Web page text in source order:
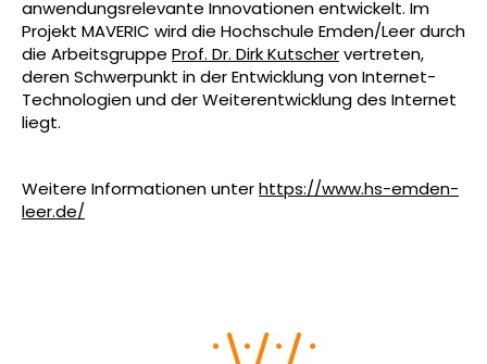
anwendungsrelevante Innovationen entwickelt. Im
Projekt MAVERIC wird die Hochschule Emden/Leer durch
die Arbeitsgruppe Prof. Dr. Dirk Kutschervertreten,
deren Schwerpunkt in der Entwicklung von Internet-
Technologien und der Weiterentwicklung des Internet
liegt.
Weitere Informationen unterhttps://www.hs-emden-
leer.de/